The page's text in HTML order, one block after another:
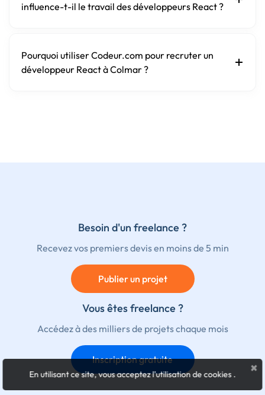
influence-t-il le travail des développeurs React ?
Pourquoi utiliser Codeur.com pour recruter un
développeur React à Colmar ?
Besoin d'un freelance ?
Recevez vos premiers devis en moins de 5 min
Publier un projet
Vous êtes freelance ?
Accédez à des milliers de projets chaque mois
Inscription gratuite ×
En utilisant ce site, vous acceptez l'utilisation de cookies.